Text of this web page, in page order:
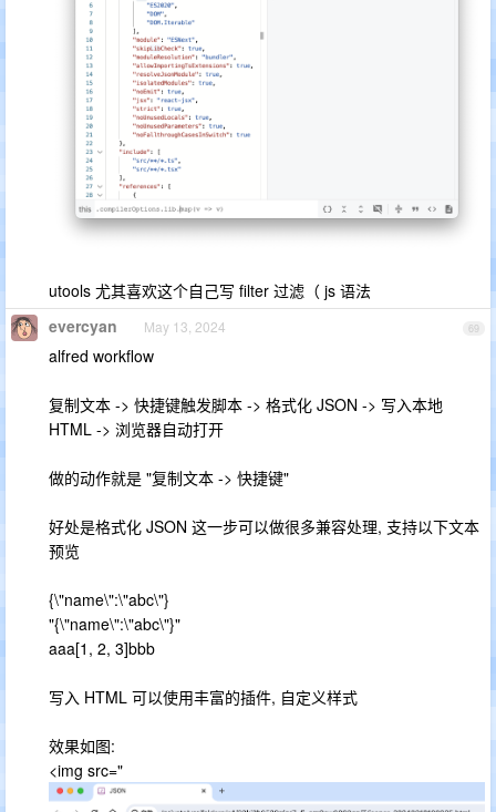
utools 尤其喜欢这个自己写 filter 过滤（ js 语法
69
evercyan May 13, 2024
alfred workflow
复制文本 -> 快捷键触发脚本 -> 格式化 JSON -> 写入本地
HTML -> 浏览器自动打开
做的动作就是 "复制文本 -> 快捷键"
好处是格式化 JSON 这一步可以做很多兼容处理, 支持以下文本
预览
{\"name\":\"abc\"}
"{\"name\":\"abc\"}"
aaa[1, 2, 3]bbb
写入 HTML 可以使用丰富的插件, 自定义样式
效果如图:
<img src="